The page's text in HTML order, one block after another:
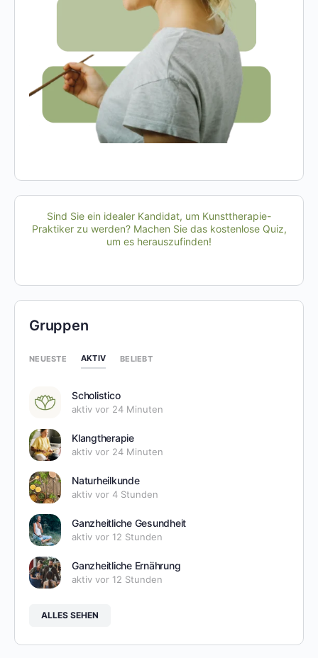
Sind Sie ein idealer Kandidat, um Kunsttherapie-
Praktiker zu werden? Machen Sie das kostenlose Quiz,
um es herauszufinden!
Gruppen
NEUESTE AKTIV BELIEBT
Scholistico
aktiv vor 24 Minuten
Klangtherapie
aktiv vor 24 Minuten
Naturheilkunde
aktiv vor 4 Stunden
Ganzheitliche Gesundheit
aktiv vor 12 Stunden
Ganzheitliche Ernährung
aktiv vor 12 Stunden
ALLES SEHEN